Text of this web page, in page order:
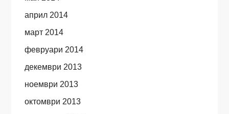
април 2014
март 2014
февруари 2014
декември 2013
ноември 2013
октомври 2013